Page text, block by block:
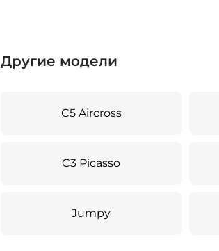
Другие модели
C5 Aircross
C3 Picasso
Jumpy